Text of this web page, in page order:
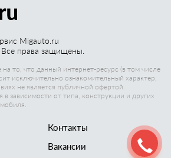
Migauto.ru
права защищены.
то, что данный интернет-ресурс (в том числе
исключительно ознакомительный характер,
не является публичной офертой.
в зависимости от типа, конструкции и других
Контакты
Вакансии